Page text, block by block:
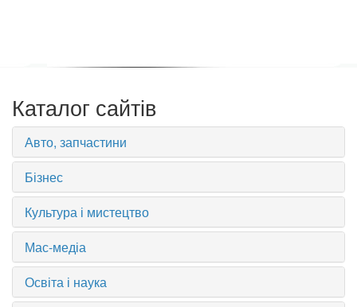
Каталог сайтів
Авто, запчастини
Бізнес
Культура і мистецтво
Мас-медіа
Освіта і наука